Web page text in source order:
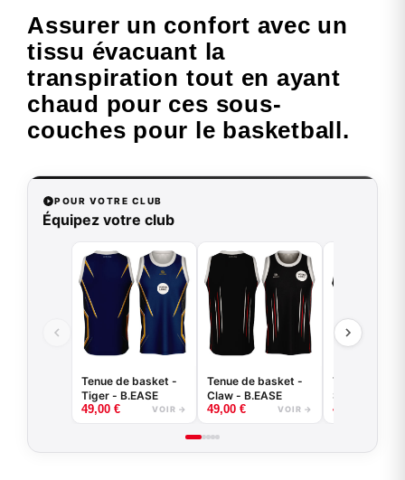
Assurer un confort avec un
tissu évacuant la
transpiration tout en ayant
chaud pour ces sous-
couches pour le basketball.
POUR VOTRE CLUB
Équipez votre club
Tenue de basket -
Tiger - B.EASE
49,00 € VOIR →
Tenue de basket -
Claw - B.EASE
49,00 € VOIR →
Tenue de
Splash -
49,00